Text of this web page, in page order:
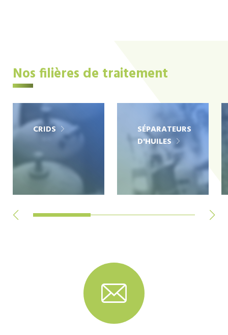
Nos filières de traitement
CRIDS
SÉPARATEURS
D'HUILES